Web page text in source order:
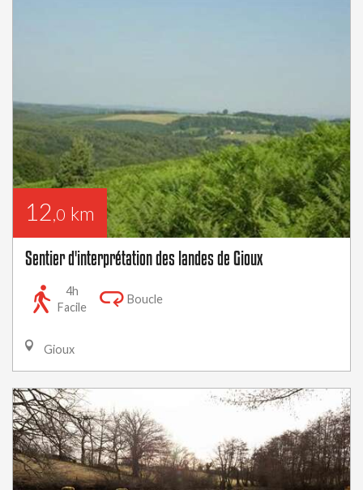
12,0 km
Sentier d'interprétation des landes de Gioux
4h
Facile
Boucle
Gioux